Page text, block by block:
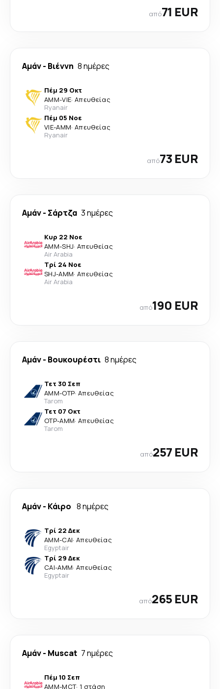
από71 EUR
Αμάν- Βιέννη 8 ημέρες
Πέμ 29 Οκτ
AMM-VIE· Απευθείας
Ryanair
Πέμ 05 Νοε
VIE-AMM· Απευθείας
Ryanair
από73 EUR
Αμάν- Σάρτζα 3 ημέρες
Κυρ 22 Νοε
AMM-SHJ· Απευθείας
Air Arabia
Τρί 24 Νοε
SHJ-AMM· Απευθείας
Air Arabia
από190 EUR
Αμάν- Βουκουρέστι 8 ημέρες
Τετ 30 Σεπ
AMM-OTP· Απευθείας
Tarom
Τετ 07 Οκτ
OTP-AMM· Απευθείας
Tarom
από257 EUR
Αμάν- Κάιρο 8 ημέρες
Τρί 22 Δεκ
AMM-CAI· Απευθείας
Egyptair
Τρί 29 Δεκ
CAI-AMM· Απευθείας
Egyptair
από265 EUR
Αμάν- Muscat 7 ημέρες
Πέμ 10 Σεπ
AMM-MCT· 1 στάση